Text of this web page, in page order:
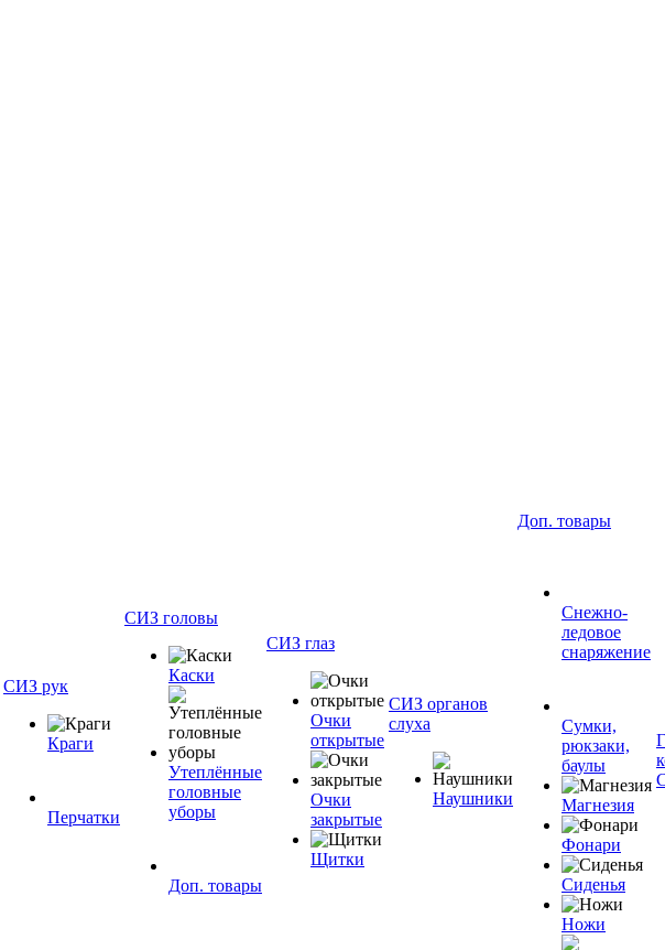
СИЗ рук
Краги
Перчатки
СИЗ головы
Каски
Утеплённые
головные
уборы
Доп. товары
СИЗ глаз
Очки
открытые
Очки
закрытые
Щитки
СИЗ органов
слуха
Наушники
Доп. товары
Снежно-
ледовое
снаряжение
Сумки,
рюкзаки,
баулы
Магнезия
Фонари
Сиденья
Ножи